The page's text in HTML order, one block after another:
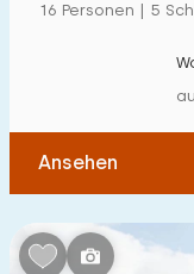
Schlafzimmern:
16 Personen | 5
Ansehen